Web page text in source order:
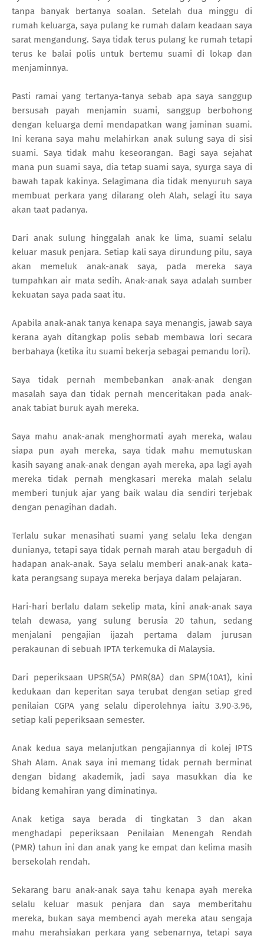
tanpa banyak bertanya soalan. Setelah dua minggu di
rumah keluarga, saya pulang ke rumah dalam keadaan saya
sarat mengandung. Saya tidak terus pulang ke rumah tetapi
terus ke balai polis untuk bertemu suami di lokap dan
menjaminnya.
Pasti ramai yang tertanya-tanya sebab apa saya sanggup
bersusah payah menjamin suami, sanggup berbohong
dengan keluarga demi mendapatkan wang jaminan suami.
Ini kerana saya mahu melahirkan anak sulung saya di sisi
suami. Saya tidak mahu keseorangan. Bagi saya sejahat
mana pun suami saya, dia tetap suami saya, syurga saya di
bawah tapak kakinya. Selagimana dia tidak menyuruh saya
membuat perkara yang dilarang oleh Alah, selagi itu saya
akan taat padanya.
Dari anak sulung hinggalah anak ke lima, suami selalu
keluar masuk penjara. Setiap kali saya dirundung pilu, saya
akan memeluk anak-anak saya, pada mereka saya
tumpahkan air mata sedih. Anak-anak saya adalah sumber
kekuatan saya pada saat itu.
Apabila anak-anak tanya kenapa saya menangis, jawab saya
kerana ayah ditangkap polis sebab membawa lori secara
berbahaya (ketika itu suami bekerja sebagai pemandu lori).
Saya tidak pernah membebankan anak-anak dengan
masalah saya dan tidak pernah menceritakan pada anak-
anak tabiat buruk ayah mereka.
Saya mahu anak-anak menghormati ayah mereka, walau
siapa pun ayah mereka, saya tidak mahu memutuskan
kasih sayang anak-anak dengan ayah mereka, apa lagi ayah
mereka tidak pernah mengkasari mereka malah selalu
memberi tunjuk ajar yang baik walau dia sendiri terjebak
dengan penagihan dadah.
Terlalu sukar menasihati suami yang selalu leka dengan
dunianya, tetapi saya tidak pernah marah atau bergaduh di
hadapan anak-anak. Saya selalu memberi anak-anak kata-
kata perangsang supaya mereka berjaya dalam pelajaran.
Hari-hari berlalu dalam sekelip mata, kini anak-anak saya
telah dewasa, yang sulung berusia 20 tahun, sedang
menjalani pengajian ijazah pertama dalam jurusan
perakaunan di sebuah IPTA terkemuka di Malaysia.
Dari peperiksaan UPSR(5A) PMR(8A) dan SPM(10A1), kini
kedukaan dan keperitan saya terubat dengan setiap gred
penilaian CGPA yang selalu diperolehnya iaitu 3.90-3.96,
setiap kali peperiksaan semester.
Anak kedua saya melanjutkan pengajiannya di kolej IPTS
Shah Alam. Anak saya ini memang tidak pernah berminat
dengan bidang akademik, jadi saya masukkan dia ke
bidang kemahiran yang diminatinya.
Anak ketiga saya berada di tingkatan 3 dan akan
menghadapi peperiksaan Penilaian Menengah Rendah
(PMR) tahun ini dan anak yang ke empat dan kelima masih
bersekolah rendah.
Sekarang baru anak-anak saya tahu kenapa ayah mereka
selalu keluar masuk penjara dan saya memberitahu
mereka, bukan saya membenci ayah mereka atau sengaja
mahu merahsiakan perkara yang sebenarnya, tetapi saya